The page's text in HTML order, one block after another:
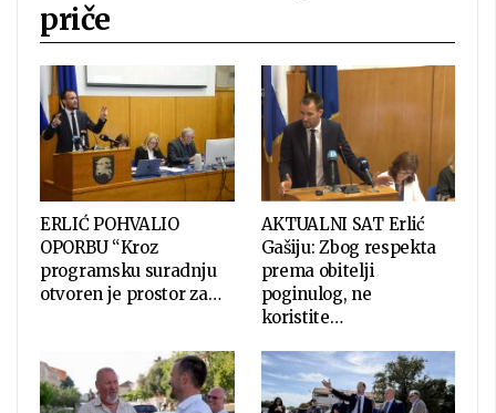
priče
ERLIĆ POHVALIO
OPORBU “Kroz
programsku suradnju
otvoren je prostor za…
AKTUALNI SAT Erlić
Gašiju: Zbog respekta
prema obitelji
poginulog, ne
koristite…